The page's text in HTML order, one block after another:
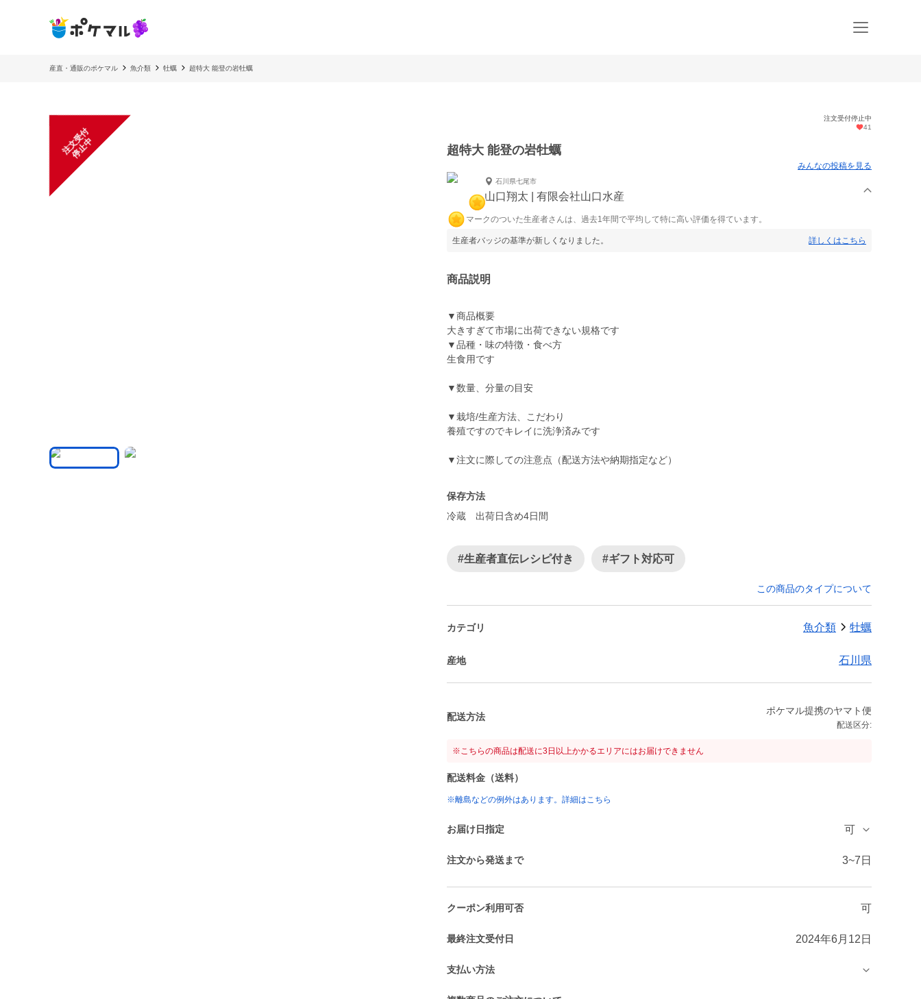
産直・通販のポケマル 魚介類 牡蠣 超特大 能登の岩牡蠣
注
文
受
付
停
止
中
注文受付停止中
41
超特大 能登の岩牡蠣
みんなの投稿を見る
石川県七尾市
山口翔太 | 有限会社山口水産
マークのついた生産者さんは、過去1年間で平均して特に高い評価を得ています。
生産者バッジの基準が新しくなりました。 詳しくはこちら
商品説明
▼商品概要
大きすぎて市場に出荷できない規格です
▼品種・味の特徴・食べ方
生食用です
▼数量、分量の目安
▼栽培/生産方法、こだわり
養殖ですのでキレイに洗浄済みです
▼注文に際しての注意点（配送方法や納期指定など）
保存方法
冷蔵 出荷日含め4日間
#生産者直伝レシピ付き #ギフト対応可
この商品のタイプについて
カテゴリ 魚介類 牡蠣
産地 石川県
配送方法
ポケマル提携のヤマト便
配送区分:
※こちらの商品は配送に3日以上かかるエリアにはお届けできません
配送料金（送料）
※離島などの例外はあります。詳細はこちら
お届け日指定 可
注文から発送まで 3~7日
クーポン利用可否 可
最終注文受付日 2024年6月12日
支払い方法